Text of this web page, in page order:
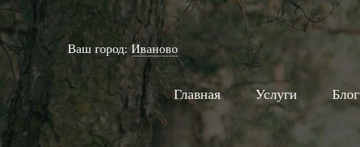
Ваш город:Иваново
Главная Услуги Блог